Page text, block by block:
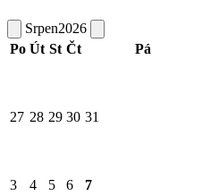
Srpen2026
Po Út St Čt Pá
27 28 29 30 31
3 4 5 6 7